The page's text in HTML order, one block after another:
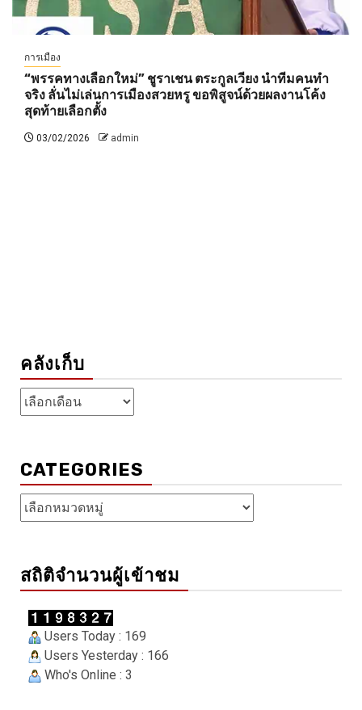
การเมือง
“พรรคทางเลือกใหม่” ชูราเชน ตระกูลเวียง นำทีมคนทำ
จริง ลั่นไม่เล่นการเมืองสวยหรู ขอพิสูจน์ด้วยผลงานโค้ง
สุดท้ายเลือกตั้ง
03/02/2026 admin
คลังเก็บ
คลัง
เก็บ
CATEGORIES
Categories
สถิติจำนวนผู้เข้าชม
Users Today : 169
Users Yesterday : 166
Who's Online : 3